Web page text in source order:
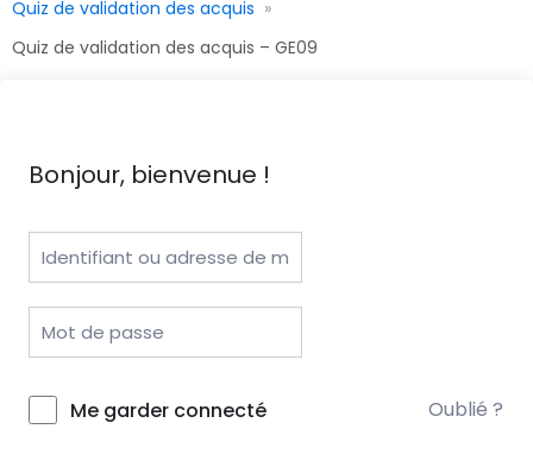
Quiz de validation des acquis
Quiz de validation des acquis – GE09
Bonjour, bienvenue !
Me garder connecté Oublié ?